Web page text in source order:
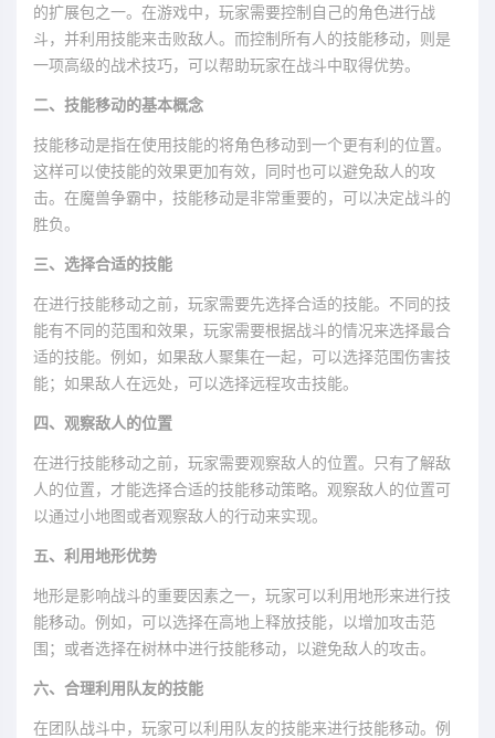
的扩展包之一。在游戏中，玩家需要控制自己的角色进行战
斗，并利用技能来击败敌人。而控制所有人的技能移动，则是
一项高级的战术技巧，可以帮助玩家在战斗中取得优势。
二、技能移动的基本概念
技能移动是指在使用技能的将角色移动到一个更有利的位置。
这样可以使技能的效果更加有效，同时也可以避免敌人的攻
击。在魔兽争霸中，技能移动是非常重要的，可以决定战斗的
胜负。
三、选择合适的技能
在进行技能移动之前，玩家需要先选择合适的技能。不同的技
能有不同的范围和效果，玩家需要根据战斗的情况来选择最合
适的技能。例如，如果敌人聚集在一起，可以选择范围伤害技
能；如果敌人在远处，可以选择远程攻击技能。
四、观察敌人的位置
在进行技能移动之前，玩家需要观察敌人的位置。只有了解敌
人的位置，才能选择合适的技能移动策略。观察敌人的位置可
以通过小地图或者观察敌人的行动来实现。
五、利用地形优势
地形是影响战斗的重要因素之一，玩家可以利用地形来进行技
能移动。例如，可以选择在高地上释放技能，以增加攻击范
围；或者选择在树林中进行技能移动，以避免敌人的攻击。
六、合理利用队友的技能
在团队战斗中，玩家可以利用队友的技能来进行技能移动。例